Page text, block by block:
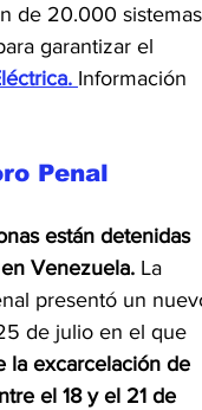
de 20.000
garantizar el
. Información
Penal
están detenidas
Venezuela. La
presentó un
de julio en el que
la excarcelación de
el 18 y el 21 de